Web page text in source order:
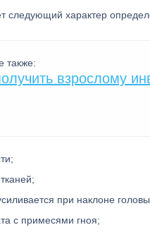
следующий характер
также:
взрослому
при наклоне
с примесями гноя;